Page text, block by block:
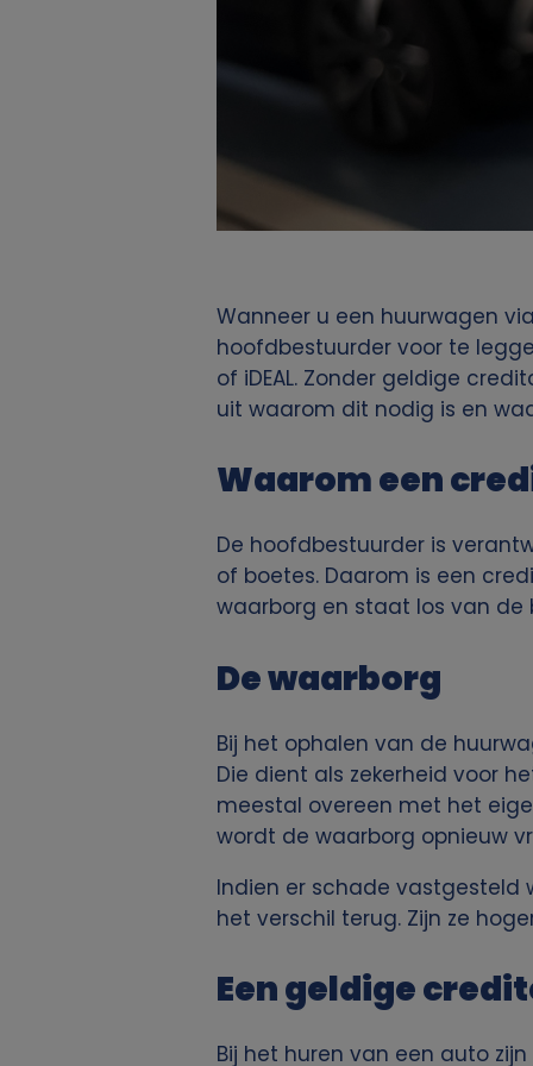
Wanneer u een huurwagen
hoofdbestuurder voor te
of iDEAL. Zonder geldige
uit waarom dit nodig is en
Waarom een
De hoofdbestuurder is
of boetes. Daarom is een
waarborg en staat los van de
De waarborg
Bij het ophalen van de
Die dient als zekerheid voor
meestal overeen met het
wordt de waarborg opnieuw
Indien er schade vastgesteld
het verschil terug. Zijn ze
Een geldige
Bij het huren van een auto